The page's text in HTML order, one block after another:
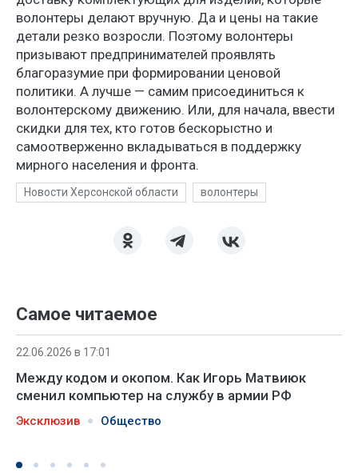
волонтеры делают вручную. Да и цены на такие
детали резко возросли. Поэтому волонтеры
призывают предпринимателей проявлять
благоразумие при формировании ценовой
политики. А лучше — самим присоединиться к
волонтерскому движению. Или, для начала, ввести
скидки для тех, кто готов бескорыстно и
самоотверженно вкладываться в поддержку
мирного населения и фронта.
Новости Херсонской области волонтеры
Самое читаемое
22.06.2026 в 17:01
Между кодом и окопом. Как Игорь Матвиюк
сменил компьютер на службу в армии РФ
Эксклюзив Общество